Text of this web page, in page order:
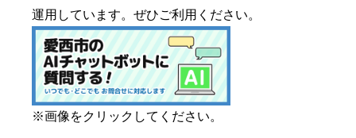
運用しています。ぜひご利用ください。
※画像をクリックしてください。